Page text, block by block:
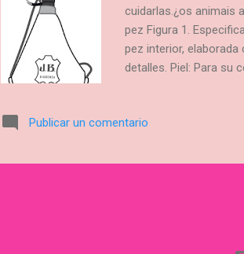
cuidarlas.¿os animais
pez Figura 1.
pez interior,
detalles. Piel: Para su
con pez o resina
2. Llenar su interior
Publicar un comentario